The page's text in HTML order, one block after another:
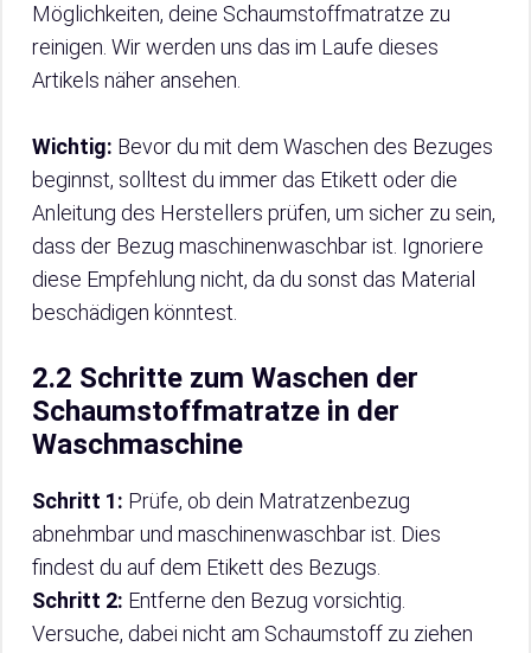
Möglichkeiten, deine Schaumstoffmatratze zu
reinigen. Wir werden uns das im Laufe dieses
Artikels näher ansehen.
Wichtig: Bevor du mit dem Waschen des Bezuges
beginnst, solltest du immer das Etikett oder die
Anleitung des Herstellers prüfen, um sicher zu sein,
dass der Bezug maschinenwaschbar ist. Ignoriere
diese Empfehlung nicht, da du sonst das Material
beschädigen könntest.
2.2 Schritte zum Waschen der
Schaumstoffmatratze in der
Waschmaschine
Schritt 1: Prüfe, ob dein Matratzenbezug
abnehmbar und maschinenwaschbar ist. Dies
findest du auf dem Etikett des Bezugs.
Schritt 2: Entferne den Bezug vorsichtig.
Versuche, dabei nicht am Schaumstoff zu ziehen